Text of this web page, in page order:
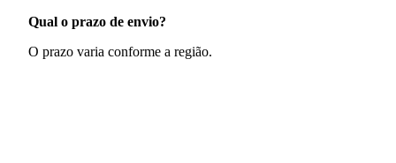
Qual o prazo de envio?
O prazo varia conforme a região.